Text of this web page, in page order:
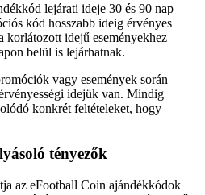
lejárati ideje 30 és 90 nap
kód hosszabb ideig érvényes
korlátozott idejű eseményekhez
belül is lejárhatnak.
vagy események során
idejük van. Mindig
konkrét feltételeket, hogy
tényezők
az eFootball Coin ajándékkódok